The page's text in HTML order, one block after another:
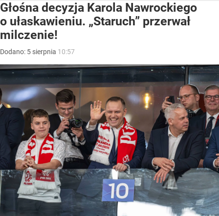
Głośna decyzja Karola Nawrockiego
o ułaskawieniu. „Staruch” przerwał
milczenie!
Dodano: 5 sierpnia 10:57